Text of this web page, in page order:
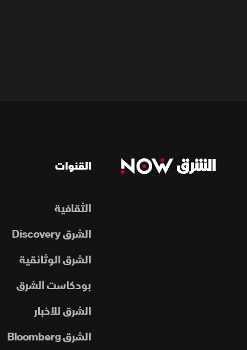
القنوات
الثقافية
الشرق Discovery
الشرق الوثائقية
بودكاست الشرق
الشرق للأخبار
الشرق Bloomberg